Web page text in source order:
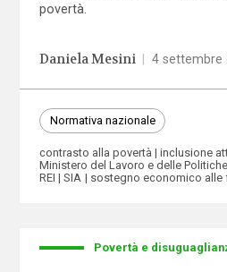
povertà.
Daniela Mesini 4 settembre
Normativa nazionale
contrasto alla povertà inclusione
Ministero del Lavoro e delle
REI
SIA sostegno economico alle
Povertà e